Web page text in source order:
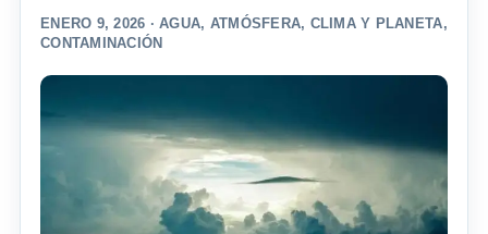
ENERO 9, 2026 ·AGUA, ATMÓSFERA, CLIMA Y PLANETA,
CONTAMINACIÓN